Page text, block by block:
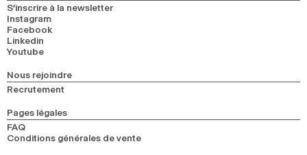
S’inscrire à la newsletter
Instagram
Facebook
Linkedin
Youtube
Nous rejoindre
Recrutement
Pages légales
FAQ
Conditions générales de vente